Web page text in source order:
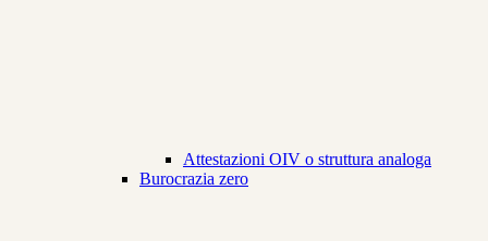
Attestazioni OIV o struttura analoga
Burocrazia zero